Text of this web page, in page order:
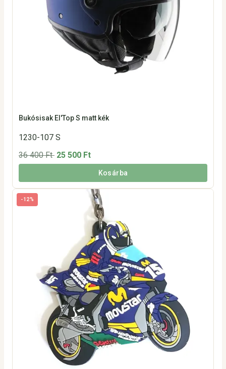
Bukósisak El'Top S matt kék
1230-107 S
36 400 Ft 25 500 Ft
Kosárba
-12%